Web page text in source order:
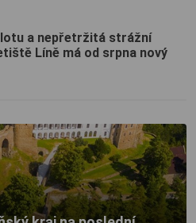
a nepřetržitá strážní
Líně má od srpna nový